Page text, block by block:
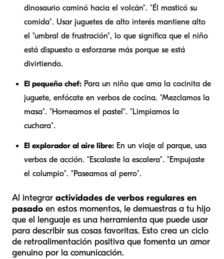
dinosaurio caminó hacia el volcán". "Él masticó su
comida". Usar juguetes de alto interés mantiene alto
el "umbral de frustración", lo que significa que el niño
está dispuesto a esforzarse más porque se está
divirtiendo.
El pequeño chef: Para un niño que ama la cocinita de
juguete, enfócate en verbos de cocina. "Mezclamos la
masa". "Horneamos el pastel". "Limpiamos la
cuchara".
El explorador al aire libre: En un viaje al parque, usa
verbos de acción. "Escalaste la escalera". "Empujaste
el columpio". "Paseamos al perro".
Al integrar actividades de verbos regulares en
pasado en estos momentos, le demuestras a tu hijo
que el lenguaje es una herramienta que puede usar
para describir sus cosas favoritas. Esto crea un ciclo
de retroalimentación positiva que fomenta un amor
genuino por la comunicación.